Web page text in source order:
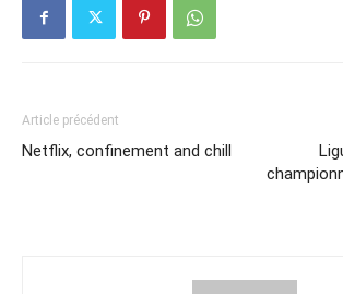
Article précédent
Netflix, confinement and chill